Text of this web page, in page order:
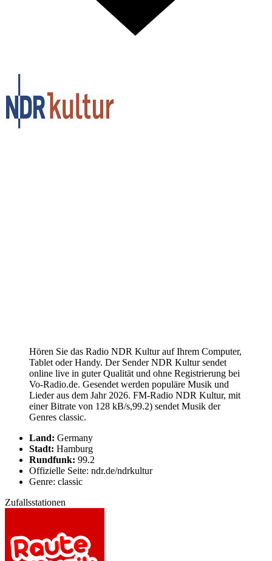
Hören Sie das Radio NDR Kultur auf Ihrem Computer,
Tablet oder Handy. Der Sender NDR Kultur sendet
online live in guter Qualität und ohne Registrierung bei
Vo-Radio.de. Gesendet werden populäre Musik und
Lieder aus dem Jahr 2026. FM-Radio NDR Kultur, mit
einer Bitrate von 128 kB/s,99.2) sendet Musik der
Genres classic.
Land: Germany
Stadt: Hamburg
Rundfunk: 99.2
Offizielle Seite: ndr.de/ndrkultur
Genre: classic
Zufallsstationen